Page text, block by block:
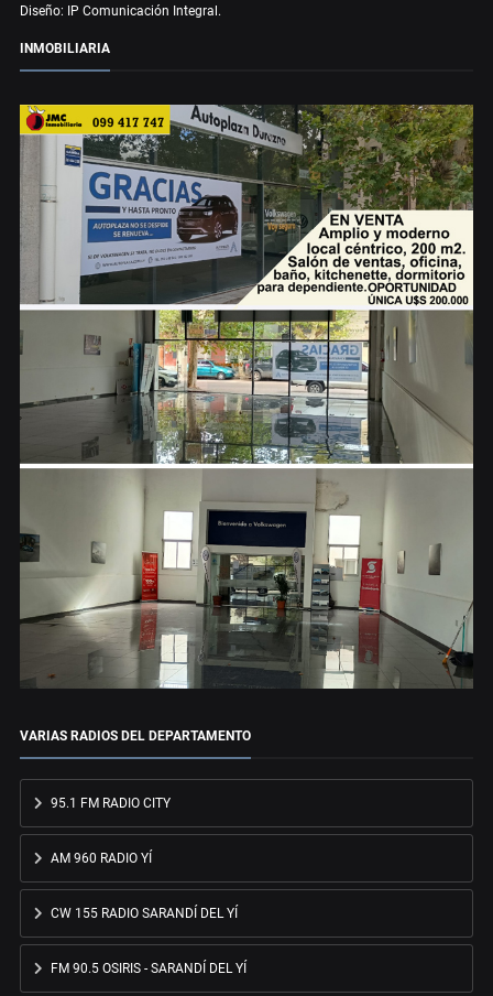
Diseño: IP Comunicación Integral.
INMOBILIARIA
VARIAS RADIOS DEL DEPARTAMENTO
95.1 FM RADIO CITY
AM 960 RADIO YÍ
CW 155 RADIO SARANDÍ DEL YÍ
FM 90.5 OSIRIS - SARANDÍ DEL YÍ